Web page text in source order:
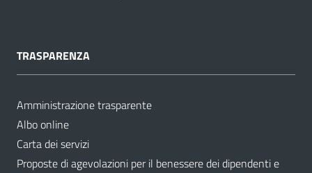
TRASPARENZA
Amministrazione trasparente
Albo online
Carta dei servizi
Proposte di agevolazioni per il benessere dei dipendenti e